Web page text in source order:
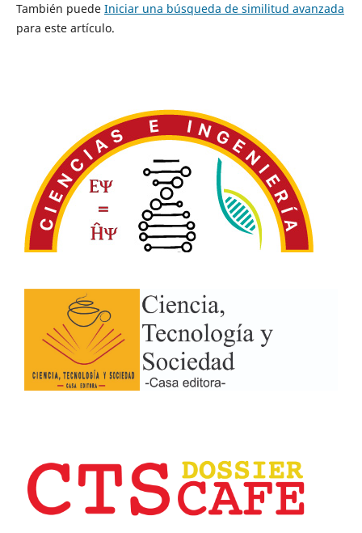
También puede Iniciar una búsqueda de similitud avanzada
para este artículo.